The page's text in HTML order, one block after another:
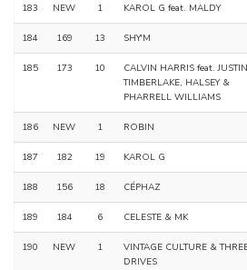
183 NEW 1 KAROL G feat. MALDY
184 169 13 SHY'M
185 173 10
CALVIN HARRIS feat. JUSTIN
TIMBERLAKE, HALSEY &
PHARRELL WILLIAMS
186 NEW 1 ROBIN
187 182 19 KAROL G
188 156 18 CÉPHAZ
189 184 6 CELESTE & MK
190 NEW 1
VINTAGE CULTURE &
DRIVES